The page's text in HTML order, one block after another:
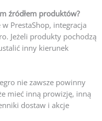
źródłem produktów?
PrestaShop, integracja
Jeżeli produkty pochodzą
inny kierunek
nie zawsze powinny
mieć inną prowizję, inną
dostaw i akcje